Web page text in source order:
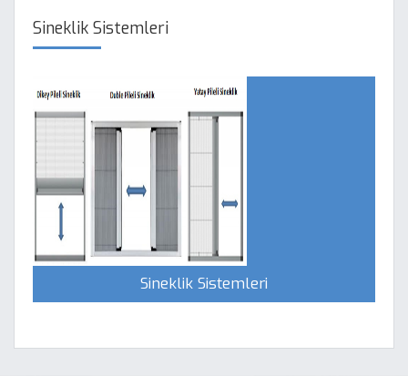
Sineklik Sistemleri
Sineklik Sistemleri